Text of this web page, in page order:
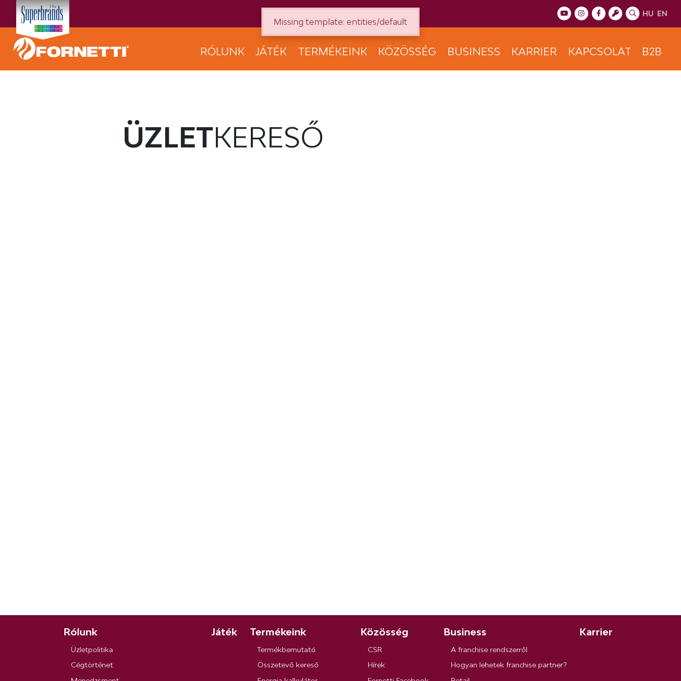
HU EN
RÓLUNK JÁTÉK TERMÉKEINK KÖZÖSSÉG BUSINESS KARRIER KAPCSOLAT B2B
ÜZLETKERESŐ
Rólunk
Üzletpolitika
Cégtörténet
Játék Termékeink
Termékbemutató
Összetevő kereső
Közösség
CSR
Hírek
Business
A franchise rendszerről
Hogyan lehetek franchise partner?
Karrier
Missing template: entities/default